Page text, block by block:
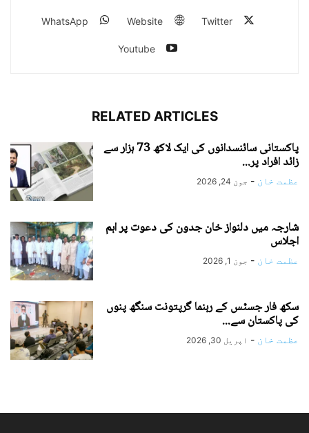
Twitter
Website
WhatsApp
Youtube
RELATED ARTICLES
پاکستانی سائنسدانوں کی ایک لاکھ 73 ہزار سے
زائد افراد پر...
عظمت خان - جون 24, 2026
شارجہ میں دلنواز خان جدون کی دعوت پر اہم
اجلاس
عظمت خان - جون 1, 2026
سکھ فار جسٹس کے رہنما گرپتونت سنگھ پنوں
کی پاکستان سے...
عظمت خان - اپریل 30, 2026